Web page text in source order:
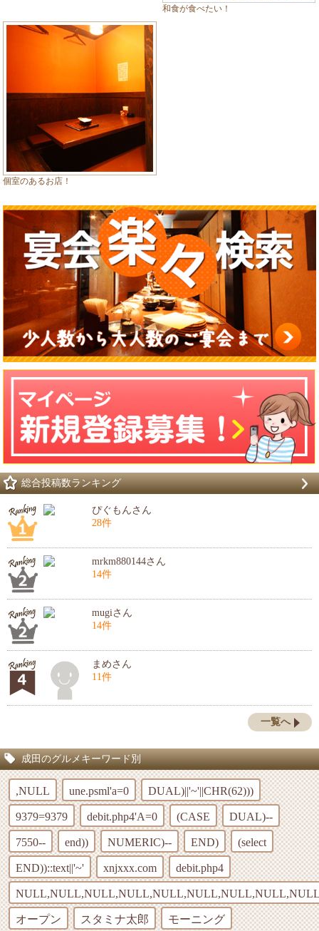
和食が食べたい！
個室のあるお店！
総合投稿数ランキング
ぴぐもんさん
28件
mrkm880144さん
14件
mugiさん
14件
まめさん
11件
一覧へ
成田のグルメキーワード別
,NULL une.psml'a=0 DUAL)||'~'||CHR(62)))
9379=9379 debit.php4'A=0 (CASE DUAL)--
7550-- end)) NUMERIC)-- END) (select
END))::text||'~' xnjxxx.com debit.php4
オープン スタミナ太郎 モーニング